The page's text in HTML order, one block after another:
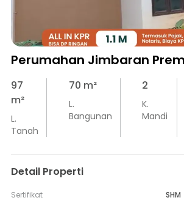
Perumahan Jimbaran
97
m²
L.
Tanah
70 m²
L.
Bangunan
2
K.
Mandi
Detail Properti
Sertifikat SHM